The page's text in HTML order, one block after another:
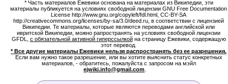
для
Постоянная
ссылка
Сведения
о странице
Проекты
Проекты/Участники/
дополнения
Публикации:Авторы
Публикации:Статьи по типу
Темы
ежевиковый куст
ЕжеВиКа,Еврейская Вики-
ЕжеВиКа-ТаНаХ
* Часть материалов Ежевики основана на материалах из Википедии, эти
материалы публикуется на условиях свободной лицензии GNU Free Documentation
License http://www.gnu.org/copyleft/fdl.html, CC-BY-SA
http://creativecommons.org/licenses/by-sa/3.0/deed.ru, в соответствии с лицензией
Википедии. Те материалы, которые являются переводами английской или
ивритской Википедии, можно рапространять на условиях свободной лицензии
GFDL, с обязательной активной гиперссылкойна страницу Ежевики, содержащую
этот перевод.
* Все другие материалы Ежевики нельзя распространять без ее разрешения.
Если вам нужно такое разрешение, или вы хотите выяснить статус конкретных
материалов, - обратитесь, пожалуйста с запросом на мэйл
ejwiki.info@gmail.com